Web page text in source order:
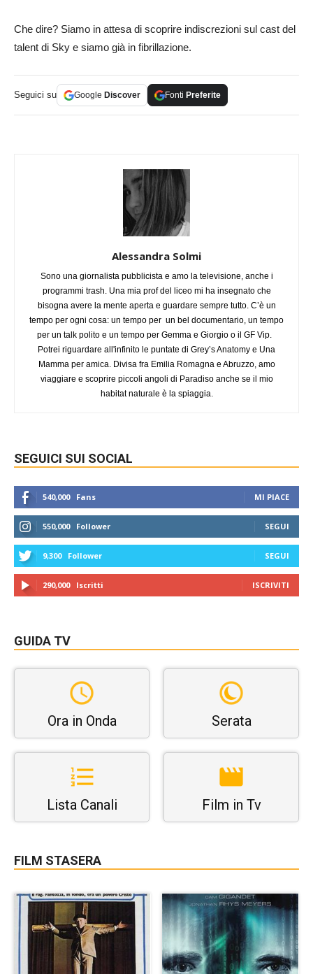
Che dire? Siamo in attesa di scoprire indiscrezioni sul cast del
talent di Sky e siamo già in fibrillazione.
Seguici su Google Discover Fonti Preferite
Alessandra Solmi
Sono una giornalista pubblicista e amo la televisione, anche i
programmi trash. Una mia prof del liceo mi ha insegnato che
bisogna avere la mente aperta e guardare sempre tutto. C’è un
tempo per ogni cosa: un tempo per un bel documentario, un tempo
per un talk polito e un tempo per Gemma e Giorgio o il GF Vip.
Potrei riguardare all'infinito le puntate di Grey’s Anatomy e Una
Mamma per amica. Divisa fra Emilia Romagna e Abruzzo, amo
viaggiare e scoprire piccoli angoli di Paradiso anche se il mio
habitat naturale è la spiaggia.
SEGUICI SUI SOCIAL
540,000 Fans MI PIACE
550,000 Follower SEGUI
9,300 Follower SEGUI
290,000 Iscritti ISCRIVITI
GUIDA TV
Ora in Onda Serata
Lista Canali Film in Tv
FILM STASERA